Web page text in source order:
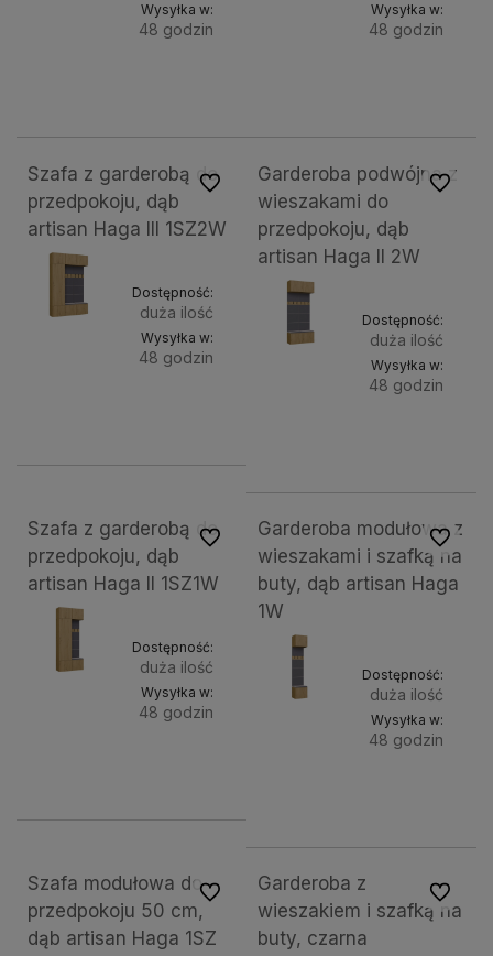
Wysyłka w:
48 godzin
Wysyłka w:
48 godzin
Szafa z garderobą do
przedpokoju, dąb
artisan Haga III 1SZ2W
Dostępność:
duża ilość
Wysyłka w:
48 godzin
Do ulubionychGarderoba podwójna z
wieszakami do
przedpokoju, dąb
artisan Haga II 2W
Dostępność:
duża ilość
Wysyłka w:
48 godzin
Do
Szafa z garderobą do
przedpokoju, dąb
artisan Haga II 1SZ1W
Dostępność:
duża ilość
Wysyłka w:
48 godzin
Do ulubionychGarderoba modułowa z
wieszakami i szafką na
buty, dąb artisan Haga
1W
Dostępność:
duża ilość
Wysyłka w:
48 godzin
Do
Szafa modułowa do
przedpokoju 50 cm,
dąb artisan Haga 1SZ
Do ulubionychGarderoba z
wieszakiem i szafką na
buty, czarna
Do